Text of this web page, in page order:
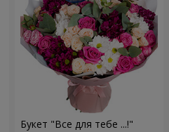
Букет "Все для тебе ...!"